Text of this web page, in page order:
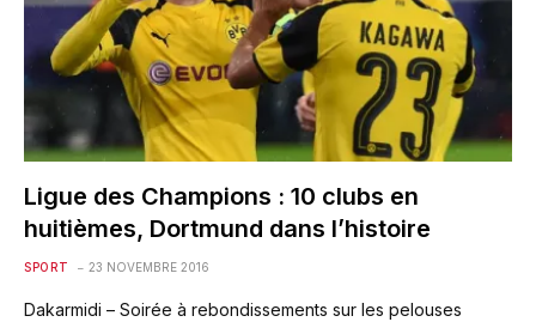
Ligue des Champions : 10 clubs en
huitièmes, Dortmund dans l’histoire
SPORT 23 NOVEMBRE 2016
Dakarmidi – Soirée à rebondissements sur les pelouses